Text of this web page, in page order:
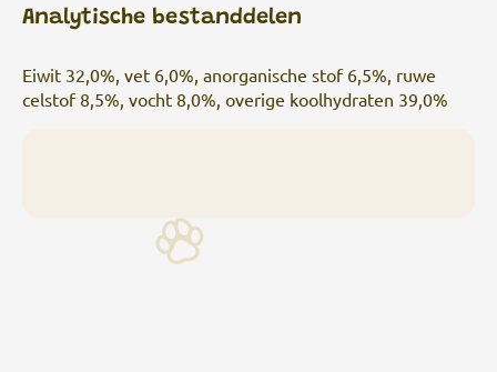
Analytische bestanddelen
Eiwit 32,0%, vet 6,0%, anorganische stof 6,5%, ruwe
celstof 8,5%, vocht 8,0%, overige koolhydraten 39,0%